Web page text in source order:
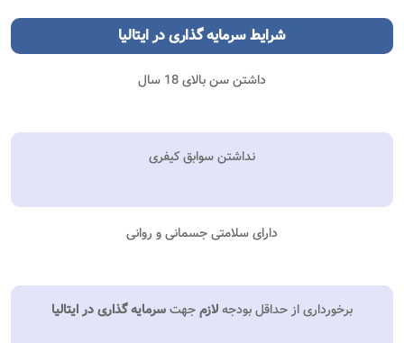
شرایط سرمایه گذاری در ایتالیا
داشتن سن بالای 18 سال
نداشتن سوابق کیفری
دارای سلامتی جسمانی و روانی
برخورداری از حداقل بودجهلازمجهتسرمایه گذاری در ایتالیا